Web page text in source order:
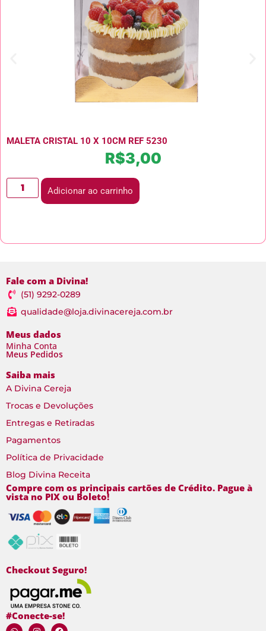
MALETA CRISTAL 10 X 10CM REF 5230
R$3,00
Adicionar ao carrinho
Fale com a Divina!
(51) 9292-0289
qualidade@loja.divinacereja.com.br
Meus dados
Minha Conta
Meus Pedidos
Saiba mais
A Divina Cereja
Trocas e Devoluções
Entregas e Retiradas
Pagamentos
Política de Privacidade
Blog Divina Receita
Compre com os principais cartões de Crédito. Pague à
vista no PIX ou Boleto!
Checkout Seguro!
#Conecte-se!